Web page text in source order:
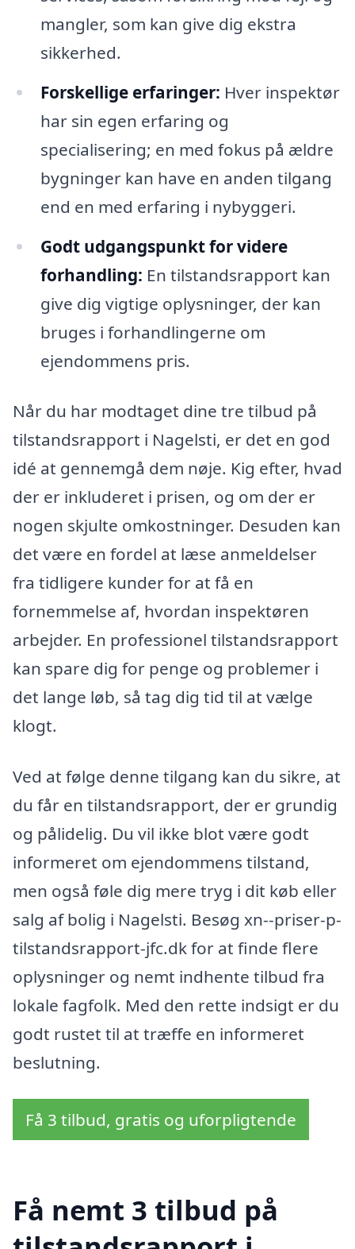
mangler, som kan give dig ekstra
sikkerhed.
Forskellige erfaringer: Hver inspektør
har sin egen erfaring og
specialisering; en med fokus på ældre
bygninger kan have en anden tilgang
end en med erfaring i nybyggeri.
Godt udgangspunkt for videre
forhandling: En tilstandsrapport kan
give dig vigtige oplysninger, der kan
bruges i forhandlingerne om
ejendommens pris.
Når du har modtaget dine tre tilbud på
tilstandsrapport i Nagelsti, er det en god
idé at gennemgå dem nøje. Kig efter, hvad
der er inkluderet i prisen, og om der er
nogen skjulte omkostninger. Desuden kan
det være en fordel at læse anmeldelser
fra tidligere kunder for at få en
fornemmelse af, hvordan inspektøren
arbejder. En professionel tilstandsrapport
kan spare dig for penge og problemer i
det lange løb, så tag dig tid til at vælge
klogt.
Ved at følge denne tilgang kan du sikre, at
du får en tilstandsrapport, der er grundig
og pålidelig. Du vil ikke blot være godt
informeret om ejendommens tilstand,
men også føle dig mere tryg i dit køb eller
salg af bolig i Nagelsti. Besøg xn--priser-p-
tilstandsrapport-jfc.dk for at finde flere
oplysninger og nemt indhente tilbud fra
lokale fagfolk. Med den rette indsigt er du
godt rustet til at træffe en informeret
beslutning.
Få 3 tilbud, gratis og uforpligtende
Få nemt 3 tilbud på